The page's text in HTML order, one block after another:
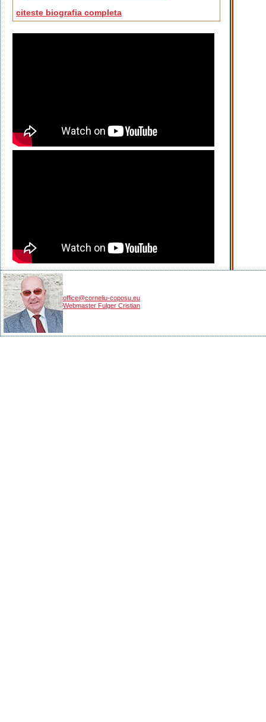
citeste biografia completa
office@corneliu-coposu.eu
Webmaster Fulger Cristian